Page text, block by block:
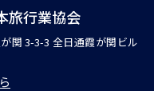
旅行業協会
関 3-3-3 全日通霞が関ビル